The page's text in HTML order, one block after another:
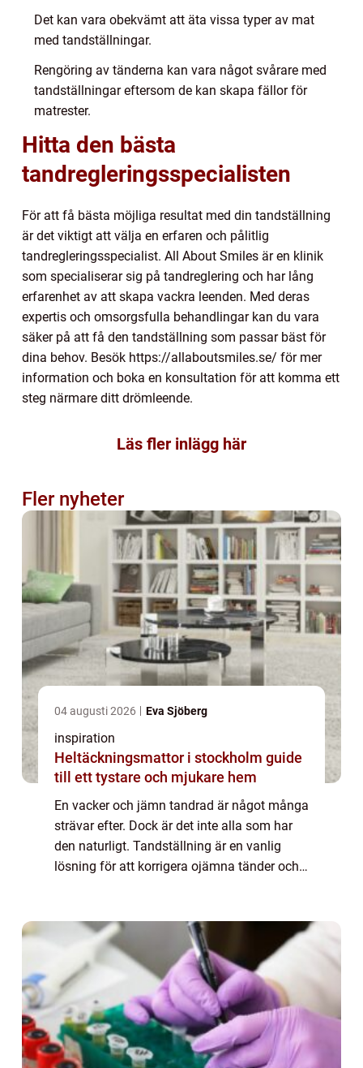
Det kan vara obekvämt att äta vissa typer av mat
med tandställningar.
Rengöring av tänderna kan vara något svårare med
tandställningar eftersom de kan skapa fällor för
matrester.
Hitta den bästa
tandregleringsspecialisten
För att få bästa möjliga resultat med din tandställning
är det viktigt att välja en erfaren och pålitlig
tandregleringsspecialist. All About Smiles är en klinik
som specialiserar sig på tandreglering och har lång
erfarenhet av att skapa vackra leenden. Med deras
expertis och omsorgsfulla behandlingar kan du vara
säker på att få den tandställning som passar bäst för
dina behov. Besök https://allaboutsmiles.se/ för mer
information och boka en konsultation för att komma ett
steg närmare ditt drömleende.
Läs fler inlägg här
Fler nyheter
04 augusti 2026 Eva Sjöberg
inspiration
Heltäckningsmattor i stockholm guide
till ett tystare och mjukare hem
En vacker och jämn tandrad är något många
strävar efter. Dock är det inte alla som har
den naturligt. Tandställning är en vanlig
lösning för att korrigera ojämna tänder och